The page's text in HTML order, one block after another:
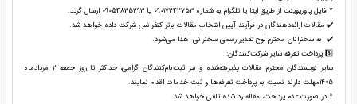
* فایل پاورپوینت از طریق ایتا یا تلگرام به شماره ۰۹۰۱۷۲۴۲۷۵۳ یا 09054835293 ارسال گردد.
✔️ مقالات ارائه‌دهندگان در فرآیند آیین انتخاب مقالات برتر کنفرانس شرکت داده خواهد شد.
✔️ به سخنرانان محترم لوح تقدیر رسمی سخنرانی اهدا می‌شود.
3️⃣ پرداخت تعرفه سایر شرکت‌کنندگان:
سایر نویسندگان محترم مقالات پذیرفته‌شده و نیز ثبت‌نام‌کنندگان گرامی، حداکثر تا روز جمعه 2 مردادماه
1405مهلت دارند نسبت به پرداخت تعرفه‌ها و ثبت خدمات اقدام نمایند.
* در صورت عدم پرداخت، مقاله رد شده تلقی خواهد شد.